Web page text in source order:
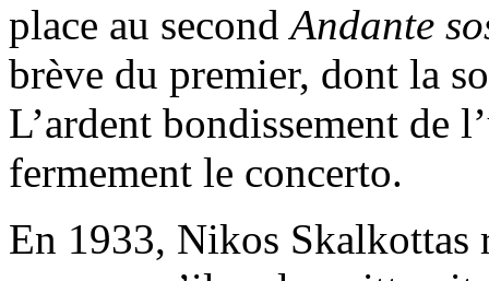
place au secondAndante
brève du premier, dont la
L’ardent bondissement de
fermement le concerto.
En 1933, Nikos Skalkottas